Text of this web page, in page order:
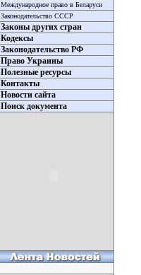
Международное право в Беларуси
Законодательство СССР
Законы других стран
Кодексы
Законодательство РФ
Право Украины
Полезные ресурсы
Контакты
Новости сайта
Поиск документа